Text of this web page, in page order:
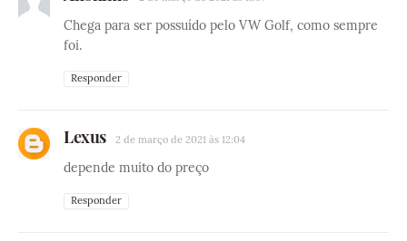
Chega para ser possuído pelo VW Golf, como sempre
foi.
Responder
Lexus 2 de março de 2021 às 12:04
depende muito do preço
Responder